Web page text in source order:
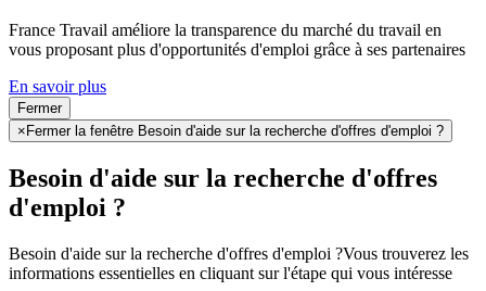
France Travail améliore la transparence du marché du travail en
vous proposant plus d'opportunités d'emploi grâce à ses partenaires
En savoir plus
Fermer
× Fermer la fenêtre Besoin d'aide sur la recherche d'offres d'emploi ?
Besoin d'aide sur la recherche d'offres
d'emploi ?
Besoin d'aide sur la recherche d'offres d'emploi ?Vous trouverez les
informations essentielles en cliquant sur l'étape qui vous intéresse